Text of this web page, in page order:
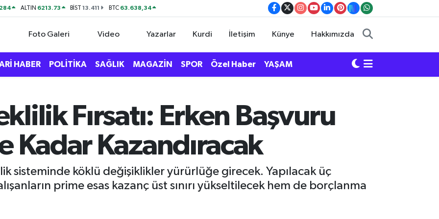
ALTIN 6213.73 BİST13.411 BTC 63.638,34
Foto Galeri Video Yazarlar Kurdi İletişim Künye Hakkımızda
HABER POLİTİKA SAĞLIK MAGAZİN SPOR Özel Haber YAŞAM
Fırsatı: Erken Başvuru
Kadar Kazandıracak
sisteminde köklü değişiklikler yürürlüğe girecek. Yapılacak üç
prime esas kazanç üst sınırı yükseltilecek hem de borçlanma